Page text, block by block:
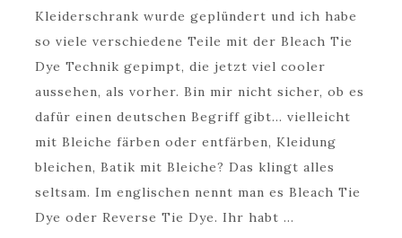
Kleiderschrank wurde geplündert und ich habe
so viele verschiedene Teile mit der Bleach Tie
Dye Technik gepimpt, die jetzt viel cooler
aussehen, als vorher. Bin mir nicht sicher, ob es
dafür einen deutschen Begriff gibt... vielleicht
mit Bleiche färben oder entfärben, Kleidung
bleichen, Batik mit Bleiche? Das klingt alles
seltsam. Im englischen nennt man es Bleach Tie
Dye oder Reverse Tie Dye. Ihr habt ...